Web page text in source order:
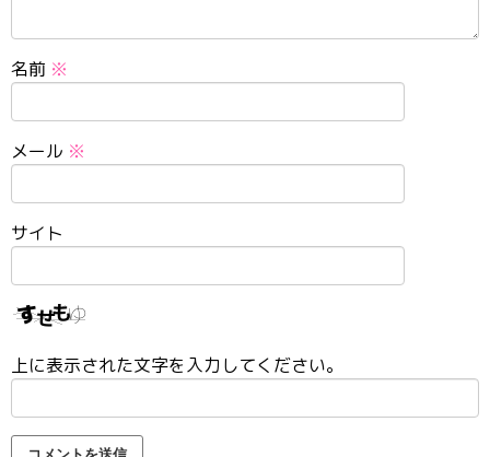
名前 ※
メール ※
サイト
上に表示された文字を入力してください。